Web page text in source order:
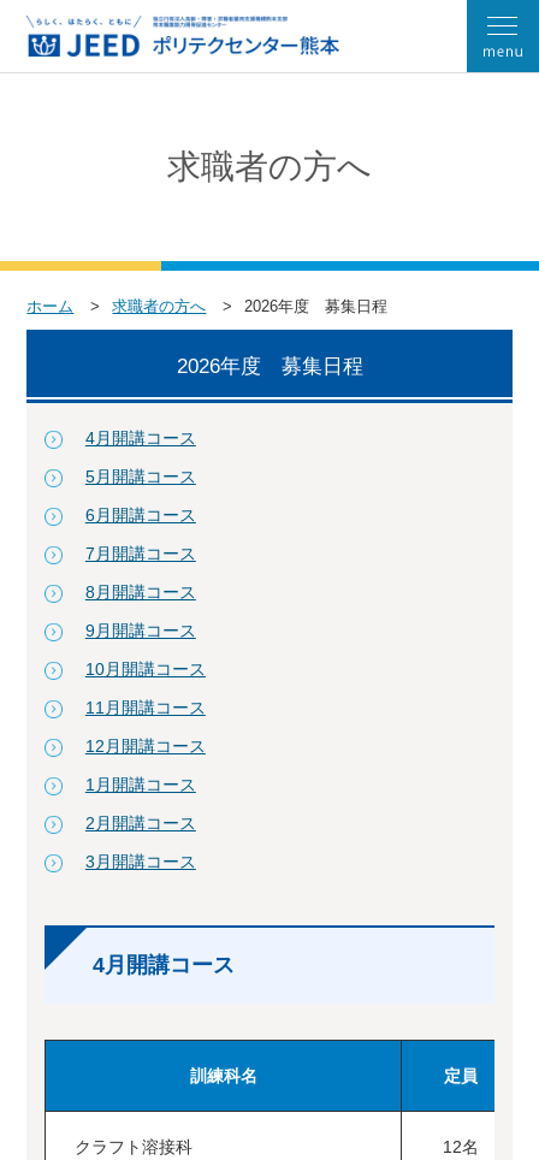
求職者の方へ
ホーム 求職者の方へ 2026年度 募集日程
2026年度 募集日程
4月開講コース
5月開講コース
6月開講コース
7月開講コース
8月開講コース
9月開講コース
10月開講コース
11月開講コース
12月開講コース
1月開講コース
2月開講コース
3月開講コース
4月開講コース
訓練科名 定員
クラフト溶接科 12名